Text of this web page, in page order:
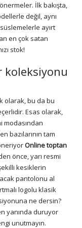
İlk bakışta,
değil, aynı
ayırt
en çok satan
stok!
koleksiyonu
olarak, bu da bu
Esas olarak,
modasından
bazılarının tam
Online toptan
önce, yarı resmi
kesiklerin
pantolonu al
logolu klasik
ne dersin?
yanında duruyor
unutmayın.